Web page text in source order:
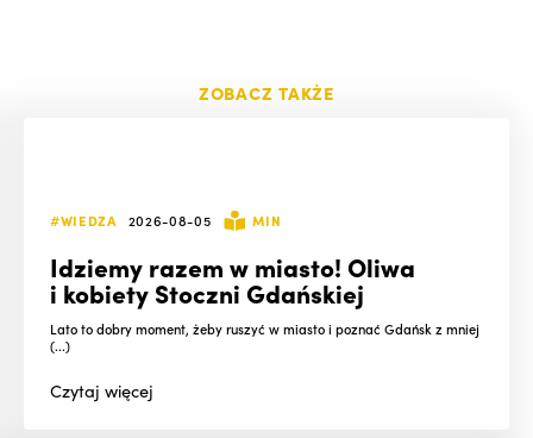
ZOBACZ TAKŻE
#WIEDZA 2026-08-05 MIN
Idziemy razem w miasto! Oliwa
i kobiety Stoczni Gdańskiej
Lato to dobry moment, żeby ruszyć w miasto i poznać Gdańsk z mniej
(...)
Czytajwięcej